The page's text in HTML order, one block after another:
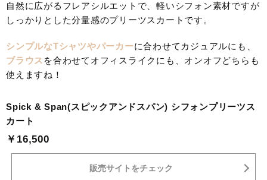
自然に広がるフレアシルエットで、軽いシフォン素材ですが
しっかりとした分量感のプリーツスカートです。
シンプルなTシャツやパーカーに合わせてカジュアルにも、
ブラウス を合わせてオフィスライクにも、オンオフどちらも
使えますね！
Spick & Span(スピックアンドスパン) シフォンプリーツス
カート
￥16,500
販売サイトをチェック